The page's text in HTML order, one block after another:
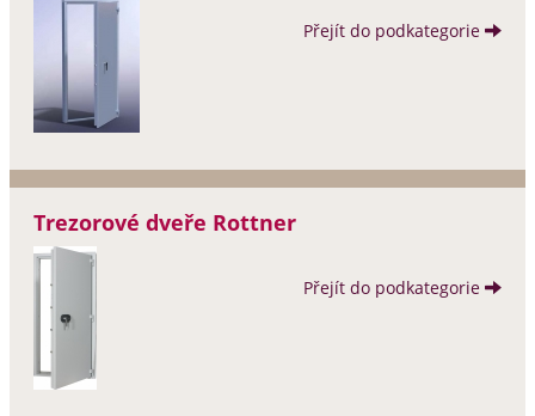
Přejít do podkategorie
Trezorové dveře Rottner
Přejít do podkategorie